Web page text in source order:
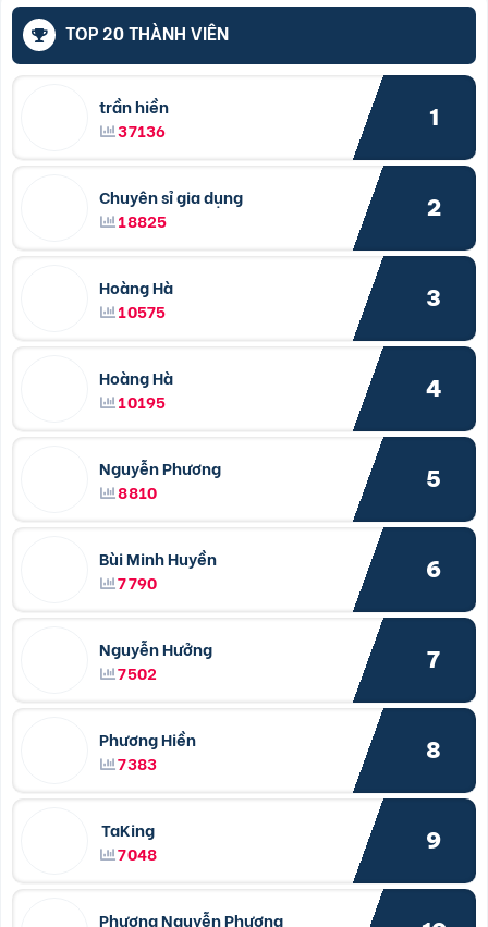
TOP 20 THÀNH VIÊN
trần hiền
37136
1
Chuyên sỉ gia dụng
18825
2
Hoàng Hà
10575
3
Hoàng Hà
10195
4
Nguyễn Phương
8810
5
Bùi Minh Huyền
7790
6
Nguyễn Hưởng
7502
7
Phương Hiền
7383
8
TaKing
7048
9
Phượng Nguyễn Phượng